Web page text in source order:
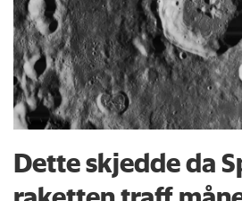
Dette skjedde da